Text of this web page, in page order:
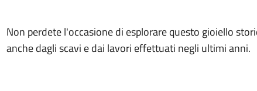
Non perdete l'occasione di esplorare questo gioiello
anche dagli scavi e dai lavori effettuati negli ultimi anni.